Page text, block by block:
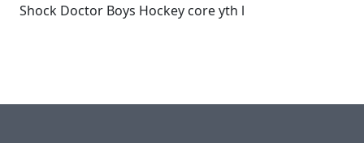
Shock Doctor Boys Hockey core yth l